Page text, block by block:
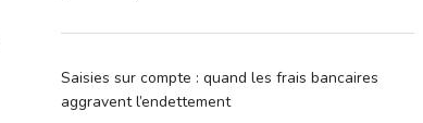
Saisies sur compte : quand les frais bancaires
aggravent l’endettement